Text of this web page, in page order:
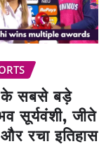
सबसे बड़े
सूर्यवंशी, जीते
रचा इतिहास